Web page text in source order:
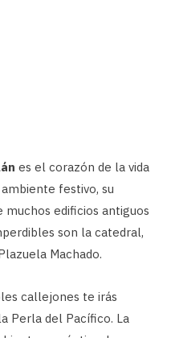
es el corazón de la vida
festivo, su
edificios antiguos
son la catedral,
Machado.
callejones te irás
Perla del Pacífico. La